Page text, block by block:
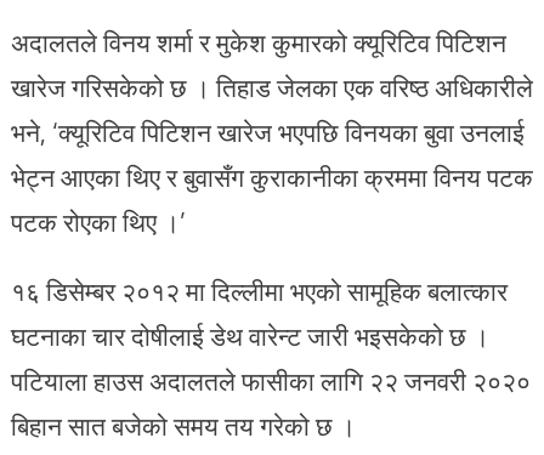
अदालतले विनय शर्मा र मुकेश कुमारको क्यूरिटिव पिटिशन
खारेज गरिसकेको छ । तिहाड जेलका एक वरिष्ठ अधिकारीले
भने, ‘क्यूरिटिव पिटिशन खारेज भएपछि विनयका बुवा उनलाई
भेट्न आएका थिए र बुवासँग कुराकानीका क्रममा विनय पटक
पटक रोएका थिए ।’
१६ डिसेम्बर २०१२ मा दिल्लीमा भएको सामूहिक बलात्कार
घटनाका चार दोषीलाई डेथ वारेन्ट जारी भइसकेको छ ।
पटियाला हाउस अदालतले फासीका लागि २२ जनवरी २०२०
बिहान सात बजेको समय तय गरेको छ ।